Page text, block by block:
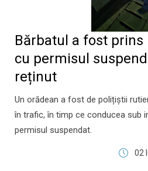
Bărbatul a fost prins
cu permisul
reținut
Un orădean a fost de polițiștii
în trafic, în timp ce conducea sub
permisul suspendat.
02